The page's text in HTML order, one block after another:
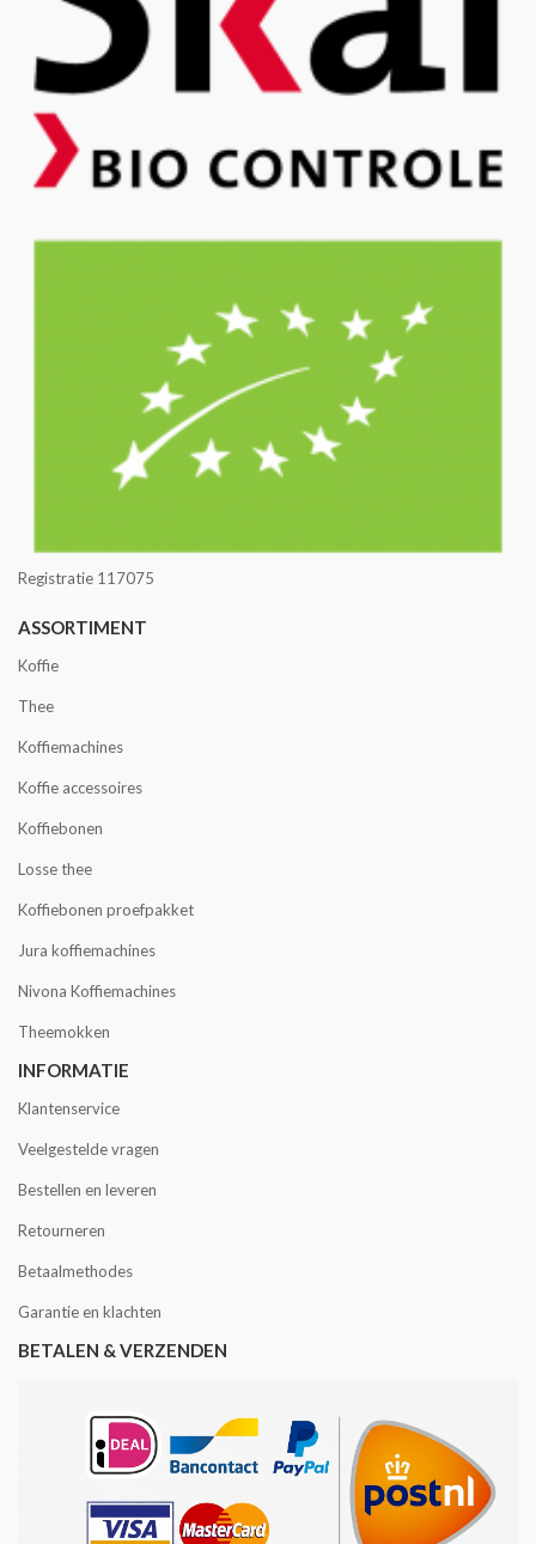
Registratie 117075
ASSORTIMENT
Koffie
Thee
Koffiemachines
Koffie accessoires
Koffiebonen
Losse thee
Koffiebonen proefpakket
Jura koffiemachines
Nivona Koffiemachines
Theemokken
INFORMATIE
Klantenservice
Veelgestelde vragen
Bestellen en leveren
Retourneren
Betaalmethodes
Garantie en klachten
BETALEN & VERZENDEN